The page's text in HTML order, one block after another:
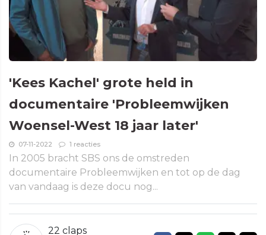
'Kees Kachel' grote held in
documentaire 'Probleemwijken
Woensel-West 18 jaar later'
07-11-2022 1 reacties
In 2005 bracht SBS ons de omstreden
documentaire Probleemwijken en tot op de dag
van vandaag is deze docu nog...
22 claps